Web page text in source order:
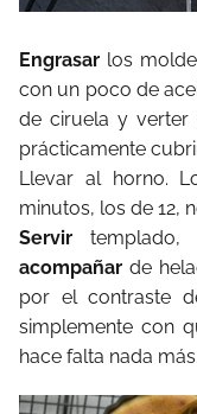
Engrasar los
con un poco de
de ciruela y verter
prácticamente
Llevar al horno.
minutos, los de 12,
Servir
acompañar de
por el contraste
simplemente con
hace falta nada más.